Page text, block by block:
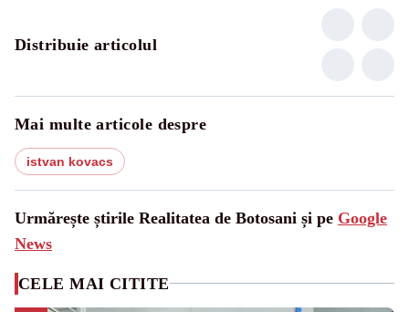
Distribuie articolul
Mai multe articole despre
istvan kovacs
Urmărește știrile Realitatea de Botosani și pe Google
News
CELE MAI CITITE